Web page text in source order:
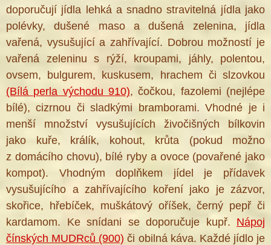
doporučují jídla lehká a snadno stravitelná jídla jako
polévky, dušené maso a dušená zelenina, jídla
vařená, vysušující a zahřívající. Dobrou možností je
vařená zeleninu s rýží, kroupami, jáhly, polentou,
ovsem, bulgurem, kuskusem, hrachem či slzovkou
(Bílá perla východu 910), čočkou, fazolemi (nejlépe
bílé), cizrnou či sladkými bramborami. Vhodné je i
menší množství vysušujících živočišných bílkovin
jako kuře, králík, kohout, krůta (pokud možno
z domácího chovu), bílé ryby a ovoce (povařené jako
kompot). Vhodným doplňkem jídel je přídavek
vysušujícího a zahřívajícího koření jako je zázvor,
skořice, hřebíček, muškátový oříšek, černý pepř či
kardamom. Ke snídani se doporučuje kupř. Nápoj
čínských MUDRců (900) či obilná káva. Každé jídlo je